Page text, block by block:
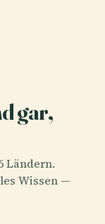
gar,
Ländern.
Wissen —